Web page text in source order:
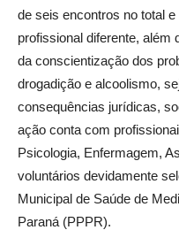
de seis encontros no total
profissional diferente, além
da conscientização dos
drogadição e alcoolismo,
consequências jurídicas,
ação conta com
Psicologia, Enfermagem,
voluntários devidamente
Municipal de Saúde de
Paraná (PPPR).